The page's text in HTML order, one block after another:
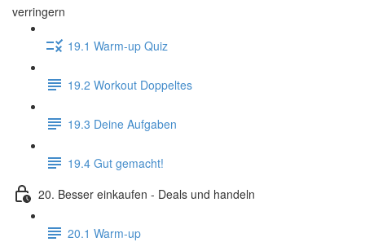
verringern
19.1 Warm-up Quiz
19.2 Workout Doppeltes
19.3 Deine Aufgaben
19.4 Gut gemacht!
20. Besser einkaufen - Deals und handeln
20.1 Warm-up